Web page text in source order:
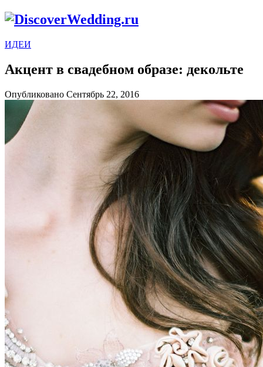
ИДЕИ
Акцент в свадебном образе: декольте
Опубликовано Сентябрь 22, 2016